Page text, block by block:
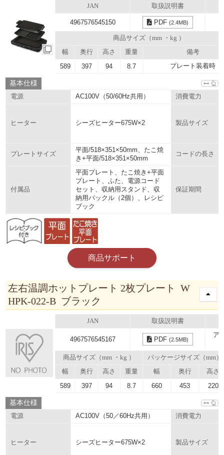
JAN 取扱説明書
4967576545150 PDF(2.4MB)
商品サイズ（mm ・kg ）
幅
奥行 高さ 重量 備考
589 397 94 8.7 プレート装着時
基本仕様
電源 AC100V（50/60Hz共用） 消費電力
ヒーター シーズヒーター675W×2 製品サイズ
プレートサイズ
平面/518×351×50mm、たこ焼
き+平面/518×351×50mm
コードの長さ
付属品
平面プレート、たこ焼き+平面
プレート、ふた、電源コード
セット、収納用スタンド、収
納用バックル（2個）、レシピ
ブック
保証期間
商品サポート
左右温調ホットプレート 2枚プレート W
HPK-022-B ブラック
JAN 取扱説明書
4967576545167 PDF(2.5MB)
ア
商品サイズ（mm ・kg ）
パッケージサイズ（mm）
幅
奥行 高さ 重量 幅 奥行 高さ
589 397 94 8.7 660 453 220
基本仕様
電源 AC100V（50／60Hz共用） 消費電力
ヒーター シーズヒーター675W×2 製品サイズ